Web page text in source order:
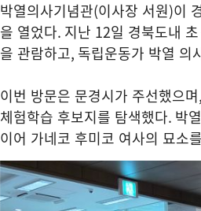
박열의사기념관(이사장 서원)이
을 열었다. 지난 12일 경북도내 초
을 관람하고, 독립운동가 박열 의
이번 방문은 문경시가 주선했으며,
체험학습 후보지를 탐색했다. 박
이어 가네코 후미코 여사의 묘소